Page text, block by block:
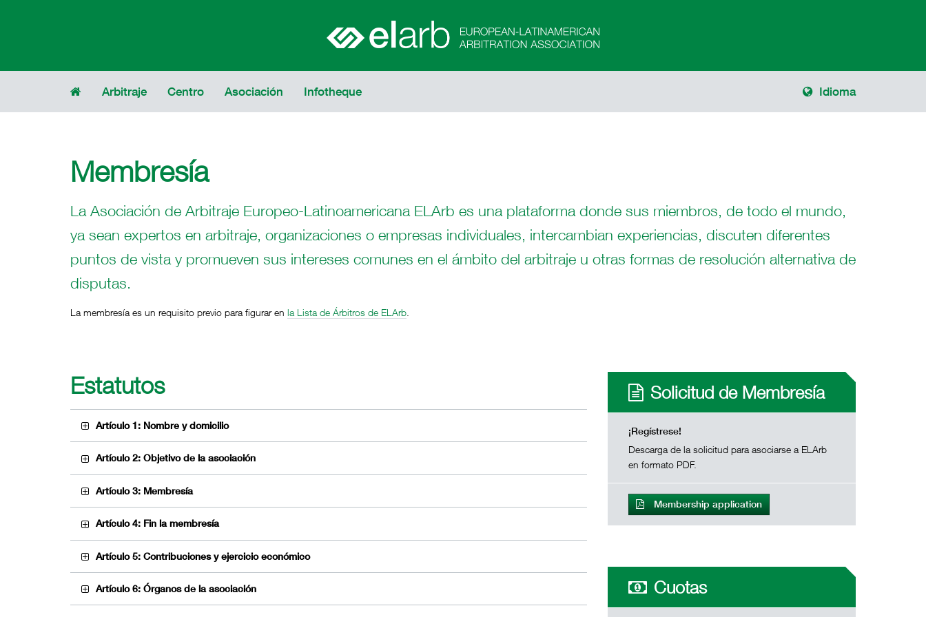
Arbitraje Centro Asociación Infotheque Idioma
Membresía
La Asociación de Arbitraje Europeo-Latinoamericana ELArb es una plataforma donde sus miembros, de todo el mundo,
ya sean expertos en arbitraje, organizaciones o empresas individuales, intercambian experiencias, discuten diferentes
puntos de vista y promueven sus intereses comunes en el ámbito del arbitraje u otras formas de resolución alternativa de
disputas.
La membresía es un requisito previo para figurar en la Lista de Árbitros de ELArb
Estatutos
Artículo 1: Nombre y domicilio
Artículo 2: Objetivo de la asociación
Artículo 3: Membresía
Artículo 4: Fin la membresía
Artículo 5: Contribuciones y ejercicio económico
Artículo 6: Órganos de la asociación
Solicitud de Membresía
¡Regístrese!
Descarga de la solicitud para asociarse a ELArb
en formato PDF.
Membership application
Cuotas